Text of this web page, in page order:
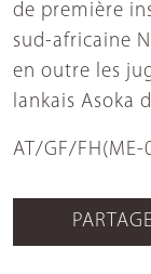
de première
sud-africaine
en outre les
lankais Asoka
AT/GF/FH(ME-